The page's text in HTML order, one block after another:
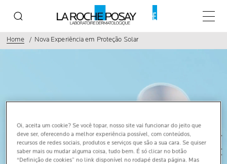
Menu
Home Nova Experiência em Proteção Solar
Oi, aceita um cookie? Se você topar, nosso site vai funcionar do jeito que
deve ser, oferecendo a melhor experiência possível, com conteúdos,
recursos de redes sociais, produtos e serviços que são a sua cara. Se quiser
saber mais ou mudar alguma coisa, tudo bem. É só clicar no botão
“Definição de cookies” no link disponível no rodapé desta página. Mas